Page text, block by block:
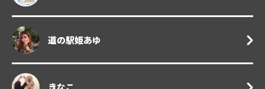
道の駅姫あゆ